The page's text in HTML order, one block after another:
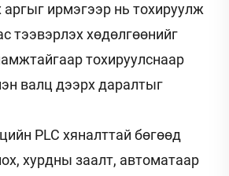
аргыг ирмэгээр нь тохируулж
тээвэрлэх хөдөлгөөнийг
тохируулснаар
валц дээрх даралтыг
PLC хяналттай бөгөөд
хурдны заалт, автоматаар